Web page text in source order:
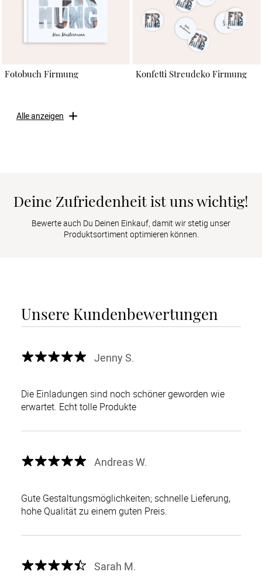
Fotobuch Firmung Konfetti Streudeko Firmung
Alle anzeigen
Deine Zufriedenheit ist uns wichtig!
Bewerte auch Du Deinen Einkauf, damit wir stetig unser
Produktsortiment optimieren können.
Unsere Kundenbewertungen
Jenny S.
Die Einladungen sind noch schöner geworden wie
erwartet. Echt tolle Produkte
Andreas W.
Gute Gestaltungsmöglichkeiten; schnelle Lieferung,
hohe Qualität zu einem guten Preis.
Sarah M.